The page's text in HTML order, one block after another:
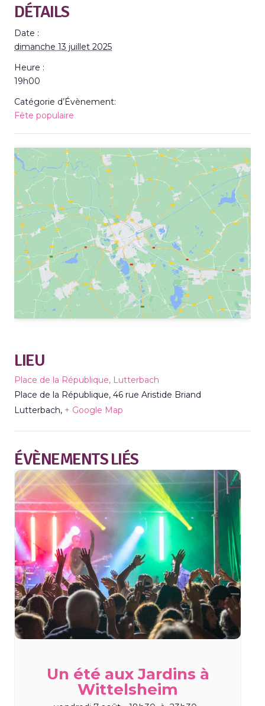
DÉTAILS
Date :
dimanche 13 juillet 2025
Heure :
19h00
Catégorie d’Évènement:
Fête populaire
LIEU
Place de la République, Lutterbach
Place de la République, 46 rue Aristide Briand
Lutterbach, + Google Map
ÉVÈNEMENTS LIÉS
Un été aux Jardins à
Wittelsheim